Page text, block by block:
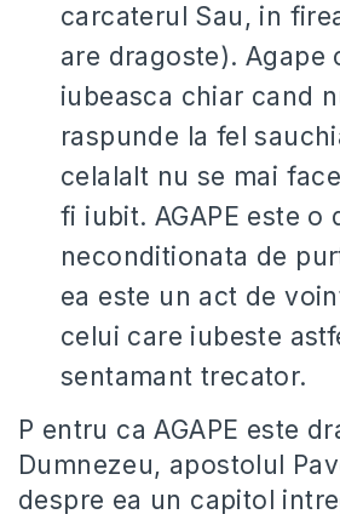
carcaterul Sau, in
are dragoste). Agape
iubeasca chiar cand
raspunde la fel
celalalt nu se mai
fi iubit. AGAPE este o
neconditionata de
ea este un act de
celui care iubeste
sentamant trecator.
P entru ca AGAPE este
Dumnezeu, apostolul
despre ea un capitol